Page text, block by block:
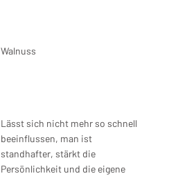
Walnuss
Lässt sich nicht mehr so schnell
beeinflussen, man ist
standhafter, stärkt die
Persönlichkeit und die eigene